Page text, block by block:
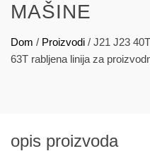
MAŠINE
Dom / Proizvodi / J21 J23
63T rabljena linija za
opis proizvoda